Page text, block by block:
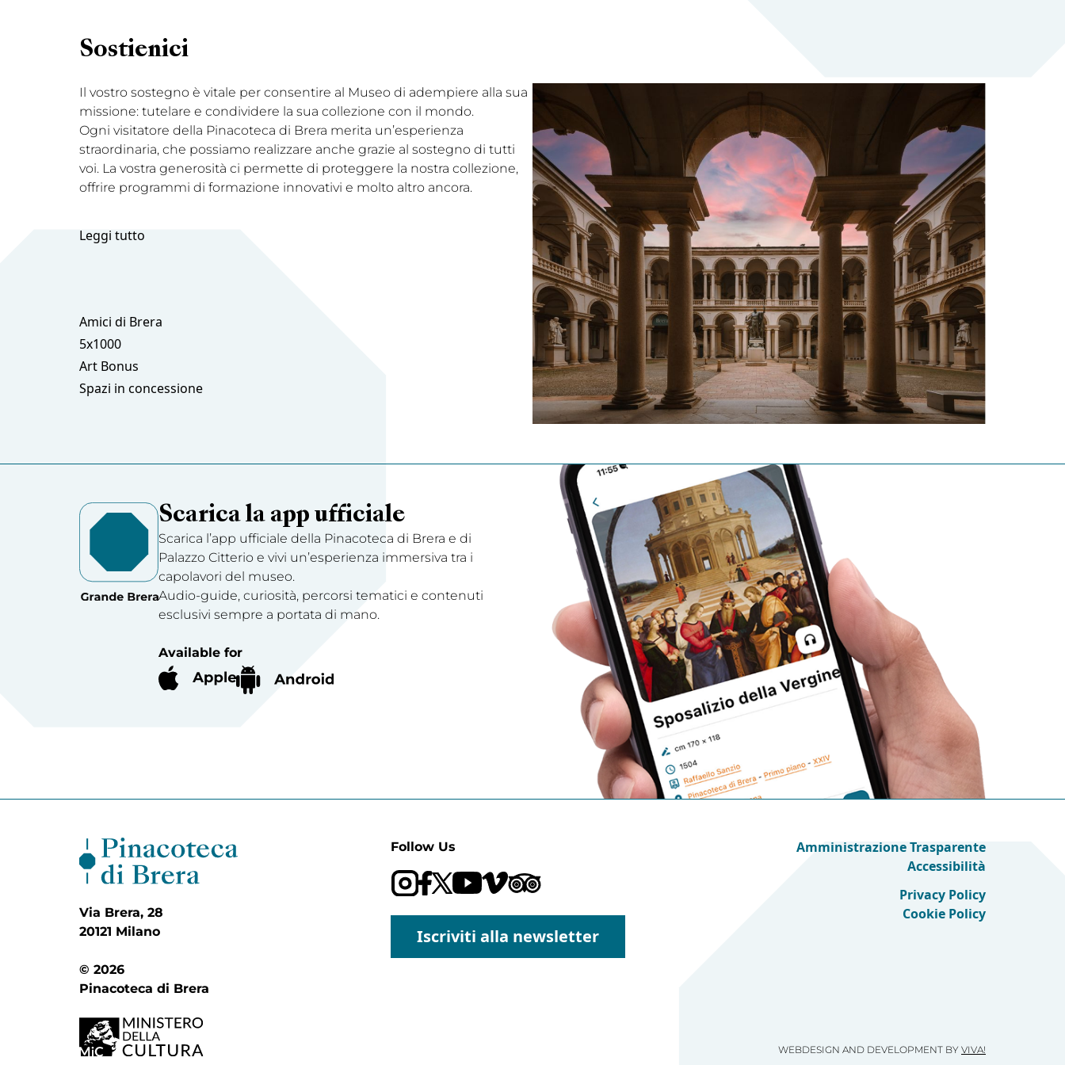
Sostienici
Il vostro sostegno è vitale per consentire al Museo di adempiere alla sua
missione: tutelare e condividere la sua collezione con il mondo.
Ogni visitatore della Pinacoteca di Brera merita un’esperienza
straordinaria, che possiamo realizzare anche grazie al sostegno di tutti
voi. La vostra generosità ci permette di proteggere la nostra collezione,
offrire programmi di formazione innovativi e molto altro ancora.
Leggi tutto
Amici di Brera
5x1000
Art Bonus
Spazi in concessione
Scarica la app ufficiale
Scarica l’app ufficiale della Pinacoteca di Brera e di
Palazzo Citterio e vivi un’esperienza immersiva tra i
capolavori del museo.
Audio-guide, curiosità, percorsi tematici e contenuti
esclusivi sempre a portata di mano.
Available for
Via Brera, 28
20121 Milano
© 2026
Pinacoteca di Brera
Follow Us
Iscriviti alla newsletter
Amministrazione Trasparente
Accessibilità
Privacy Policy
Cookie Policy
WEBDESIGN AND DEVELOPMENT BY VIVA!